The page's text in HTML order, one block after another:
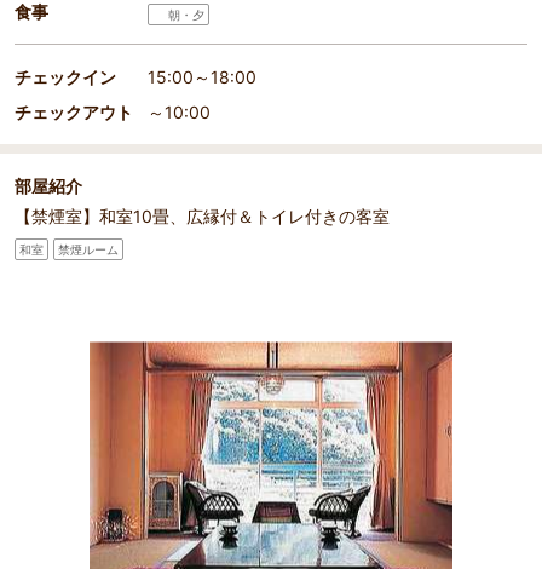
食事 朝・夕
チェックイン
15:00～18:00
チェックアウト
～10:00
部屋紹介
【禁煙室】和室10畳、広縁付＆トイレ付きの客室
和室 禁煙ルーム